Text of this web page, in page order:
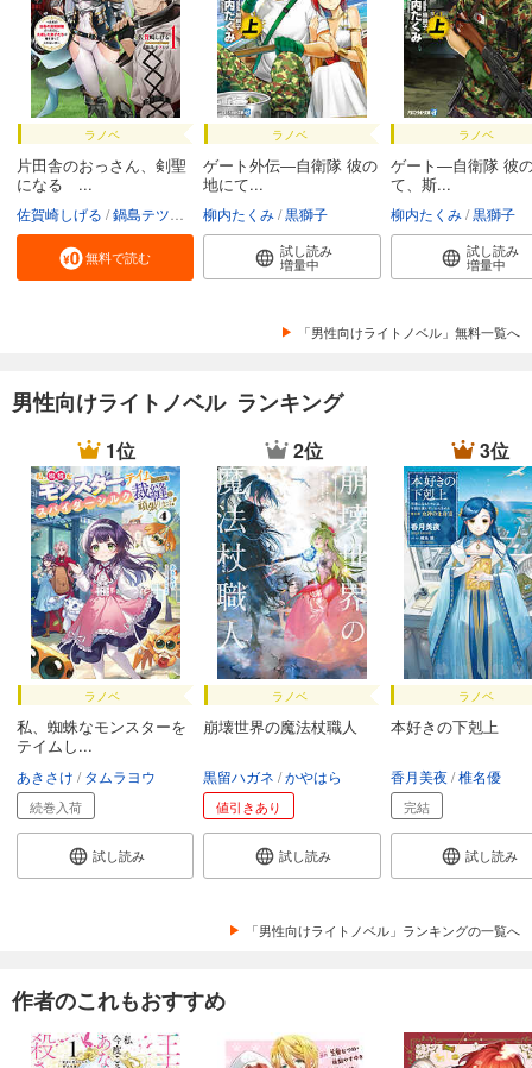
ラノベ
片田舎のおっさん、剣聖
になる ...
佐賀崎しげる 鍋島テツヒロ
無料で読む
ラノベ
ゲート外伝―自衛隊 彼の
地にて...
柳内たくみ 黒獅子
試し読み
増量中
ラノベ
ゲート―自衛隊 彼
て、斯...
柳内たくみ 黒獅子
試し読み
増量中
「男性向けライトノベル」無料一覧へ
男性向けライトノベル ランキング
1位
ラノベ
私、蜘蛛なモンスターを
テイムし...
あきさけ タムラヨウ
続巻入荷
試し読み
2位
ラノベ
崩壊世界の魔法杖職人
黒留ハガネ かやはら
値引きあり
試し読み
3位
ラノベ
本好きの下剋上
香月美夜 椎名優
完結
試し読み
「男性向けライトノベル」ランキングの一覧へ
作者のこれもおすすめ